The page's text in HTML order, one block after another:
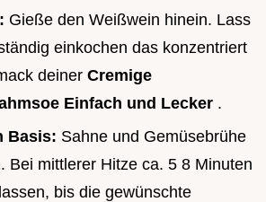
Gieße den Weißwein hinein. Lass
einkochen das konzentriert
deiner Cremige
Einfach und Lecker .
Basis: Sahne und Gemüsebrühe
Bei mittlerer Hitze ca. 5 8 Minuten
bis die gewünschte